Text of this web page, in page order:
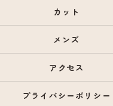
カット
メンズ
アクセス
プライバシーポリシー